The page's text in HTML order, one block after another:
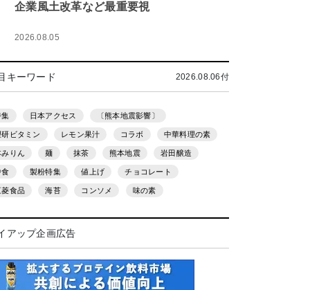
企業風土改革など最重要視
2026.08.05
キーワード 2026.08.06付
集 日本アクセス 〔熊本地震影響〕
研ビタミン レモン果汁 コラボ 中華料理の素
みりん 麺 抹茶 熊本地震 岩田醸造
食 製粉特集 値上げ チョコレート
菱食品 海苔 コンソメ 味の素
アップ企画広告